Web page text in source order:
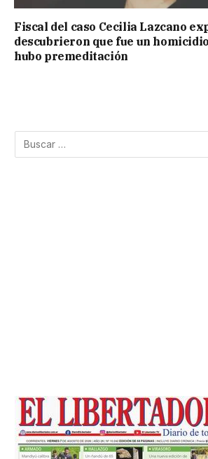
Fiscal del caso Cecilia Lazcano
descubrieron que fue un
hubo premeditación